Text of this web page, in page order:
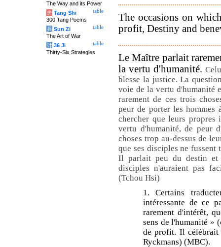
The occasions on
profit, Destiny and
Le Maître parlait
la vertu d'humanité.
blesse la justice. La
voie de la vertu d'humanité
rarement de ces trois
peur de porter les hommes
chercher que leurs
vertu d'humanité, de peur
choses trop au-dessus de
que ses disciples ne
Il parlait peu du destin et
disciples n'auraient pas
(Tchou Hsi)
1. Certains
intéressante de ce
rarement d'intérêt,
sens de l'humanité »
de profit. Il célébrait
Ryckmans) (MBC).
The Way and its Power
table
唐 Tang Shi
300 Tang Poems
table
兵 Sun Zi
The Art of War
table
计 36 Ji
Thirty-Six Strategies